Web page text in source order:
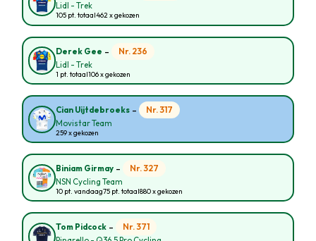
Lidl - Trek
105 pt. totaal462 x gekozen
Derek Gee - Nr. 236
Lidl - Trek
1 pt. totaal106 x gekozen
Cian Uijtdebroeks - Nr. 317
Movistar Team
259 x gekozen
Biniam Girmay - Nr. 327
NSN Cycling Team
10 pt. vandaag75 pt. totaal880 x gekozen
Tom Pidcock - Nr. 371